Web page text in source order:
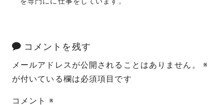
コメントを残す
メールアドレスが公開されることはありません。
※
が付いている欄は必須項目です
コメント ※